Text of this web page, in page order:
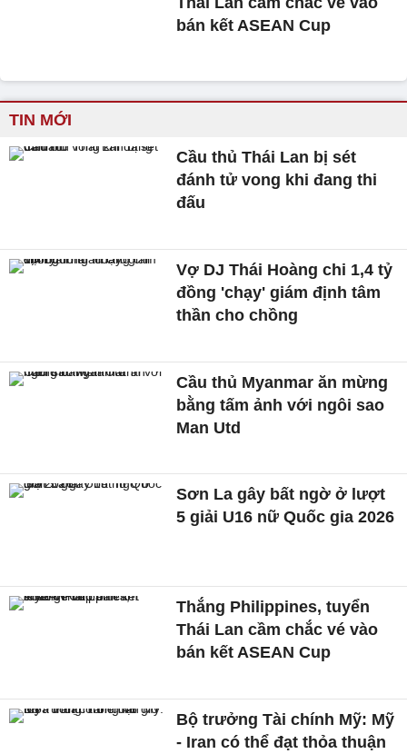
bán kết ASEAN Cup
TIN MỚI
Cầu thủ Thái Lan bị sét
đánh tử vong khi đang thi
đấu
Vợ DJ Thái Hoàng chi 1,4 tỷ
đồng 'chạy' giám định tâm
thần cho chồng
Cầu thủ Myanmar ăn mừng
bằng tấm ảnh với ngôi sao
Man Utd
Sơn La gây bất ngờ ở lượt
5 giải U16 nữ Quốc gia 2026
Thắng Philippines, tuyển
Thái Lan cầm chắc vé vào
bán kết ASEAN Cup
Bộ trưởng Tài chính Mỹ: Mỹ
- Iran có thể đạt thỏa thuận